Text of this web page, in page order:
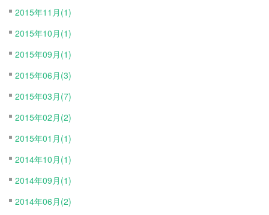
2015年11月(1)
2015年10月(1)
2015年09月(1)
2015年06月(3)
2015年03月(7)
2015年02月(2)
2015年01月(1)
2014年10月(1)
2014年09月(1)
2014年06月(2)